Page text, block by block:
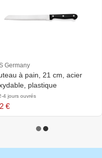
Germany
à pain, 21 cm, acier
plastique
4 jours ouvrés
€